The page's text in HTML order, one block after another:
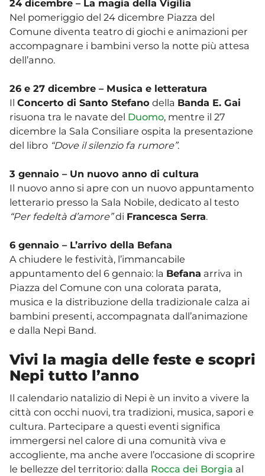
24 dicembre – La magia della Vigilia
Nel pomeriggio del 24 dicembre Piazza del
Comune diventa teatro di giochi e animazioni per
accompagnare i bambini verso la notte più attesa
dell’anno.
26 e 27 dicembre – Musica e letteratura
Il Concerto di Santo Stefano della Banda E. Gai
risuona tra le navate del Duomo, mentre il 27
dicembre la Sala Consiliare ospita la presentazione
del libro “Dove il silenzio fa rumore”.
3 gennaio – Un nuovo anno di cultura
Il nuovo anno si apre con un nuovo appuntamento
letterario presso la Sala Nobile, dedicato al testo
“Per fedeltà d’amore”di Francesca Serra.
6 gennaio – L’arrivo della Befana
A chiudere le festività, l’immancabile
appuntamento del 6 gennaio: la Befana arriva in
Piazza del Comune con una colorata parata,
musica e la distribuzione della tradizionale calza ai
bambini presenti, accompagnata dall’animazione
e dalla Nepi Band.
Vivi la magia delle feste e scopri
Nepi tutto l’anno
Il calendario natalizio di Nepi è un invito a vivere la
città con occhi nuovi, tra tradizioni, musica, sapori e
cultura. Partecipare a questi eventi significa
immergersi nel calore di una comunità viva e
accogliente, ma anche avere l’occasione di scoprire
le bellezze del territorio: dalla Rocca dei Borgia al